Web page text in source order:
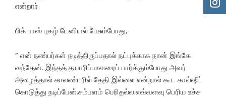
என்றார்.
பிக் பாஸ் புகழ் டேனியல் பேசும்போது,
” என் நண்பர்கள் நடித்திருப்பதால் நட்புக்காக நான் இங்கே
வந்தேன். இந்தத் தயாரிப்பாளரைப் பார்க்கும்போது அவர்
அழைத்தால் காலண்டரில் தேதி இல்லை என்றால் கூட கால்ஷீட்
கொடுத்து நடிப்பேன்.சம்பளம் பெரிதல்ல.எவ்வளவு பெரிய உச்ச